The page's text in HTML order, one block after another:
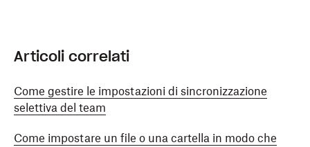
Articoli correlati
Come gestire le impostazioni di sincronizzazione
selettiva del team
Come impostare un file o una cartella in modo che